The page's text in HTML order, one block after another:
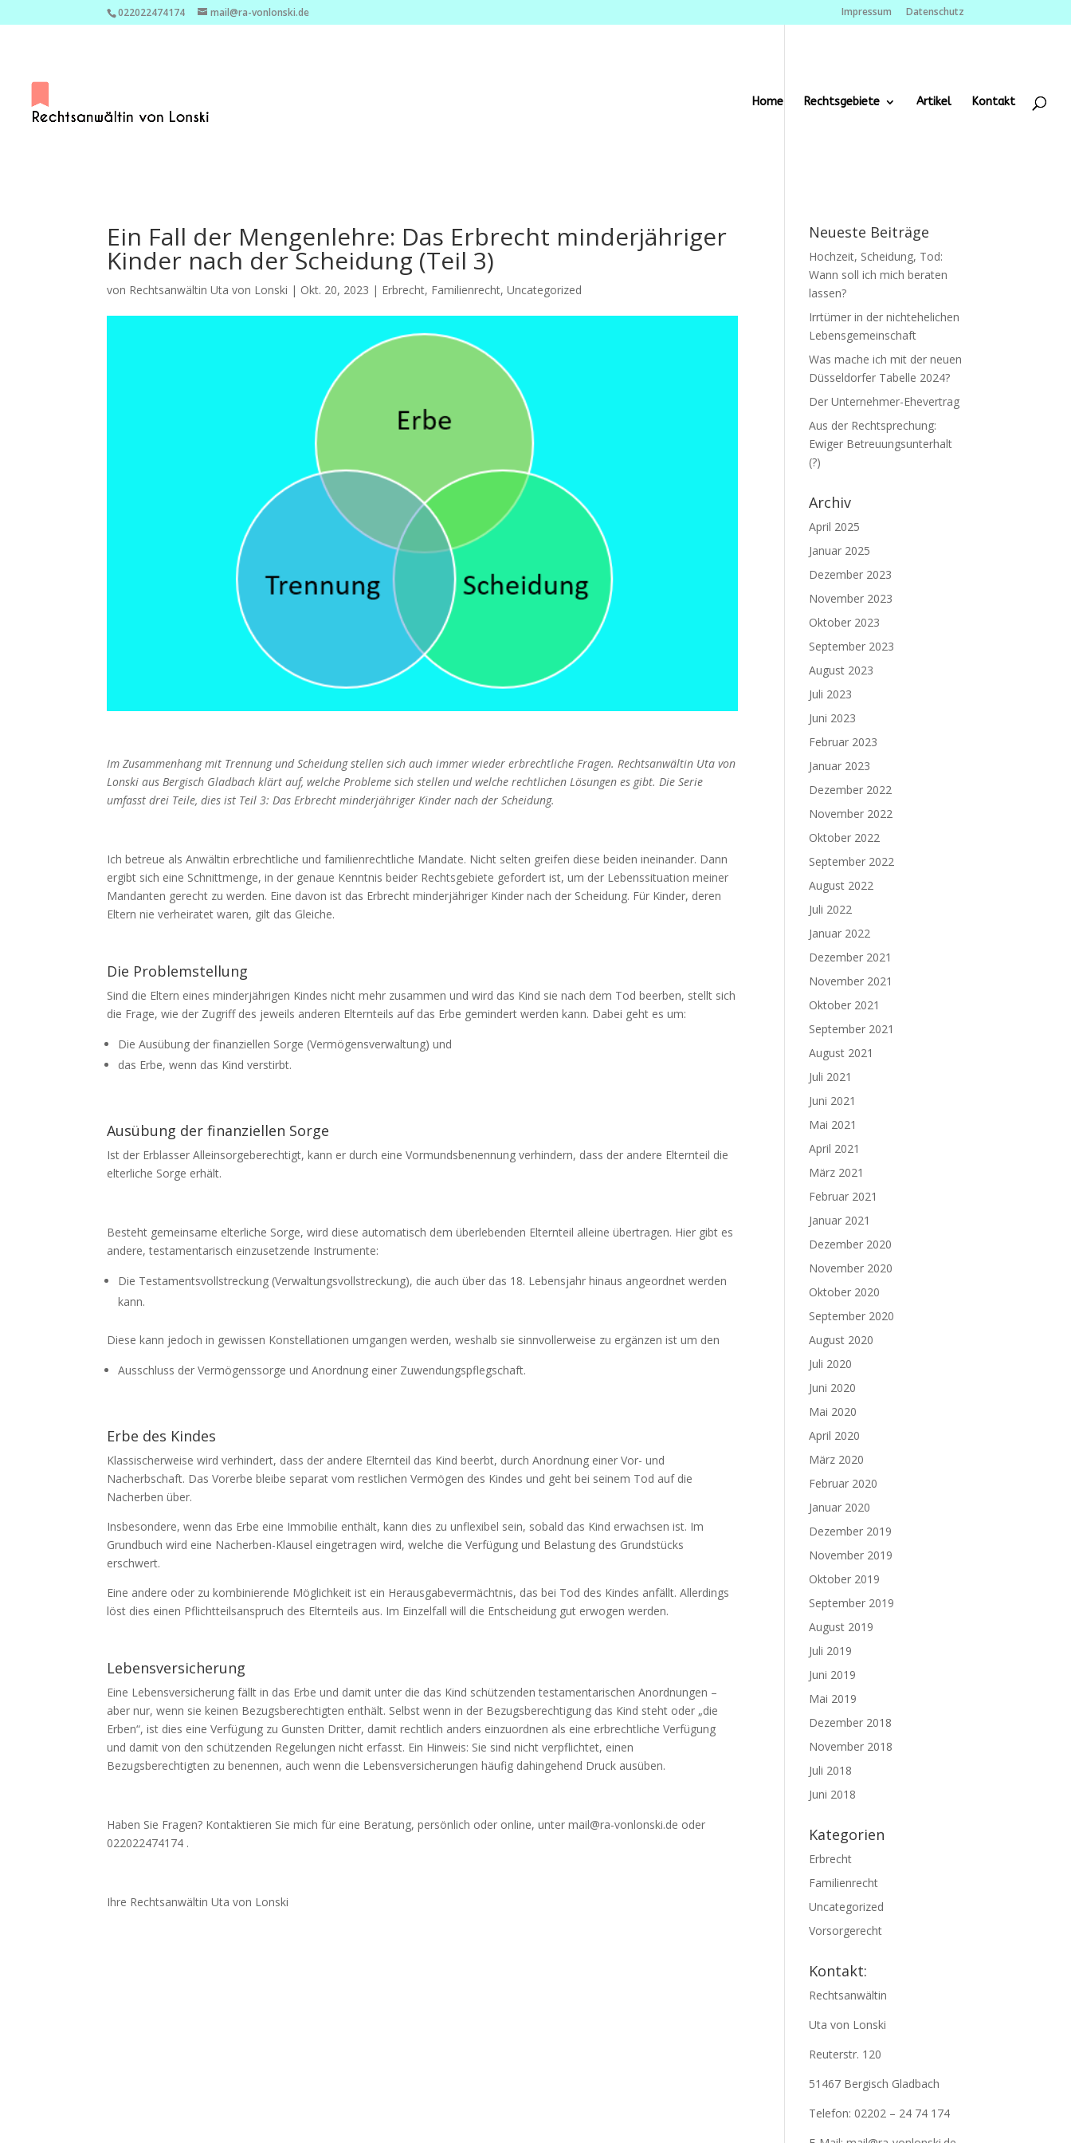
022022474174 mail@ra-vonlonski.de Impressum Datenschutz
Home Rechtsgebiete Artikel Kontakt
Ein Fall der Mengenlehre: Das Erbrecht minderjähriger
Kinder nach der Scheidung (Teil 3)
von Rechtsanwältin Uta von Lonski | Okt. 20, 2023 | Erbrecht, Familienrecht,Uncategorized
Im Zusammenhang mit Trennung und Scheidung stellen sich auch immer wieder erbrechtliche Fragen. Rechtsanwältin Uta von
Lonski aus Bergisch Gladbach klärt auf, welche Probleme sich stellen und welche rechtlichen Lösungen es gibt. Die Serie
umfasst drei Teile, dies ist Teil 3: Das Erbrecht minderjähriger Kinder nach der Scheidung.
Ich betreue als Anwältin erbrechtliche und familienrechtliche Mandate. Nicht selten greifen diese beiden ineinander. Dann
ergibt sich eine Schnittmenge, in der genaue Kenntnis beider Rechtsgebiete gefordert ist, um der Lebenssituation meiner
Mandanten gerecht zu werden. Eine davon ist das Erbrecht minderjähriger Kinder nach der Scheidung. Für Kinder, deren
Eltern nie verheiratet waren, gilt das Gleiche.
Die Problemstellung
Sind die Eltern eines minderjährigen Kindes nicht mehr zusammen und wird das Kind sie nach dem Tod beerben, stellt sich
die Frage, wie der Zugriff des jeweils anderen Elternteils auf das Erbe gemindert werden kann. Dabei geht es um:
Die Ausübung der finanziellen Sorge (Vermögensverwaltung) und
das Erbe, wenn das Kind verstirbt.
Ausübung der finanziellen Sorge
Ist der Erblasser Alleinsorgeberechtigt, kann er durch eine Vormundsbenennung verhindern, dass der andere Elternteil die
elterliche Sorge erhält.
Besteht gemeinsame elterliche Sorge, wird diese automatisch dem überlebenden Elternteil alleine übertragen. Hier gibt es
andere, testamentarisch einzusetzende Instrumente:
Die Testamentsvollstreckung (Verwaltungsvollstreckung), die auch über das 18. Lebensjahr hinaus angeordnet werden
kann.
Diese kann jedoch in gewissen Konstellationen umgangen werden, weshalb sie sinnvollerweise zu ergänzen ist um den
Ausschluss der Vermögenssorge und Anordnung einer Zuwendungspflegschaft.
Erbe des Kindes
Klassischerweise wird verhindert, dass der andere Elternteil das Kind beerbt, durch Anordnung einer Vor- und
Nacherbschaft. Das Vorerbe bleibe separat vom restlichen Vermögen des Kindes und geht bei seinem Tod auf die
Nacherben über.
Insbesondere, wenn das Erbe eine Immobilie enthält, kann dies zu unflexibel sein, sobald das Kind erwachsen ist. Im
Grundbuch wird eine Nacherben-Klausel eingetragen wird, welche die Verfügung und Belastung des Grundstücks
erschwert.
Eine andere oder zu kombinierende Möglichkeit ist ein Herausgabevermächtnis, das bei Tod des Kindes anfällt. Allerdings
löst dies einen Pflichtteilsanspruch des Elternteils aus. Im Einzelfall will die Entscheidung gut erwogen werden.
Lebensversicherung
Eine Lebensversicherung fällt in das Erbe und damit unter die das Kind schützenden testamentarischen Anordnungen –
aber nur, wenn sie keinen Bezugsberechtigten enthält. Selbst wenn in der Bezugsberechtigung das Kind steht oder „die
Erben“, ist dies eine Verfügung zu Gunsten Dritter, damit rechtlich anders einzuordnen als eine erbrechtliche Verfügung
und damit von den schützenden Regelungen nicht erfasst. Ein Hinweis: Sie sind nicht verpflichtet, einen
Bezugsberechtigten zu benennen, auch wenn die Lebensversicherungen häufig dahingehend Druck ausüben.
Haben Sie Fragen? Kontaktieren Sie mich für eine Beratung, persönlich oder online, unter mail@ra-vonlonski.de oder
022022474174 .
Ihre Rechtsanwältin Uta von Lonski
Neueste Beiträge
Hochzeit, Scheidung, Tod:
Wann soll ich mich beraten
lassen?
Irrtümer in der nichtehelichen
Lebensgemeinschaft
Was mache ich mit der neuen
Düsseldorfer Tabelle 2024?
Der Unternehmer-Ehevertrag
Aus der Rechtsprechung:
Ewiger Betreuungsunterhalt
(?)
Archiv
April 2025
Januar 2025
Dezember 2023
November 2023
Oktober 2023
September 2023
August 2023
Juli 2023
Juni 2023
Februar 2023
Januar 2023
Dezember 2022
November 2022
Oktober 2022
September 2022
August 2022
Juli 2022
Januar 2022
Dezember 2021
November 2021
Oktober 2021
September 2021
August 2021
Juli 2021
Juni 2021
Mai 2021
April 2021
März 2021
Februar 2021
Januar 2021
Dezember 2020
November 2020
Oktober 2020
September 2020
August 2020
Juli 2020
Juni 2020
Mai 2020
April 2020
März 2020
Februar 2020
Januar 2020
Dezember 2019
November 2019
Oktober 2019
September 2019
August 2019
Juli 2019
Juni 2019
Mai 2019
Dezember 2018
November 2018
Juli 2018
Juni 2018
Kategorien
Erbrecht
Familienrecht
Uncategorized
Vorsorgerecht
Kontakt:
Rechtsanwältin
Uta von Lonski
Reuterstr. 120
51467 Bergisch Gladbach
Telefon: 02202 – 24 74 174